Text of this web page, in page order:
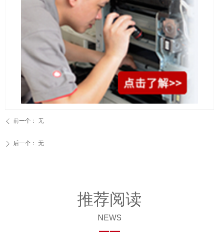
推荐阅读
NEWS
——
ꄴ 前一个： 无
ꄲ 后一个： 无